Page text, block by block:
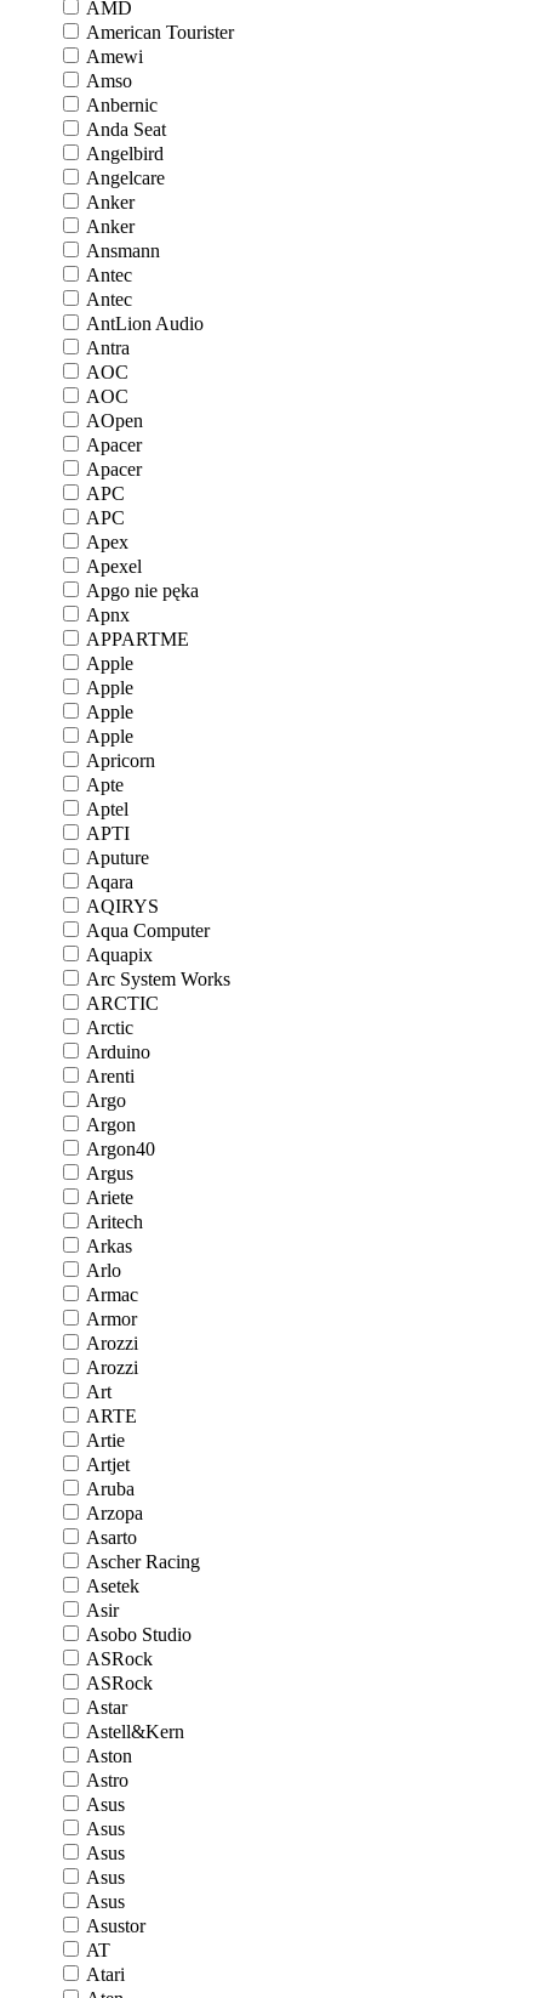
AMD
American Tourister
Amewi
Amso
Anbernic
Anda Seat
Angelbird
Angelcare
Anker
Anker
Ansmann
Antec
Antec
AntLion Audio
Antra
AOC
AOC
AOpen
Apacer
Apacer
APC
APC
Apex
Apexel
Apgo nie pęka
Apnx
APPARTME
Apple
Apple
Apple
Apple
Apricorn
Apte
Aptel
APTI
Aputure
Aqara
AQIRYS
Aqua Computer
Aquapix
Arc System Works
ARCTIC
Arctic
Arduino
Arenti
Argo
Argon
Argon40
Argus
Ariete
Aritech
Arkas
Arlo
Armac
Armor
Arozzi
Arozzi
Art
ARTE
Artie
Artjet
Aruba
Arzopa
Asarto
Ascher Racing
Asetek
Asir
Asobo Studio
ASRock
ASRock
Astar
Astell&Kern
Aston
Astro
Asus
Asus
Asus
Asus
Asus
Asustor
AT
Atari